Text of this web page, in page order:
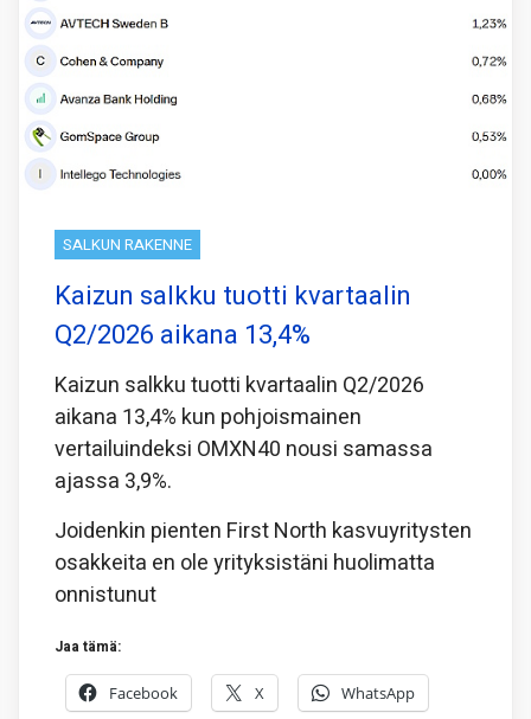
SALKUN RAKENNE
Kaizun salkku tuotti kvartaalin
Q2/2026 aikana 13,4%
Kaizun salkku tuotti kvartaalin Q2/2026
aikana 13,4% kun pohjoismainen
vertailuindeksi OMXN40 nousi samassa
ajassa 3,9%.
Joidenkin pienten First North kasvuyritysten
osakkeita en ole yrityksistäni huolimatta
onnistunut
Jaa tämä:
Facebook X WhatsApp